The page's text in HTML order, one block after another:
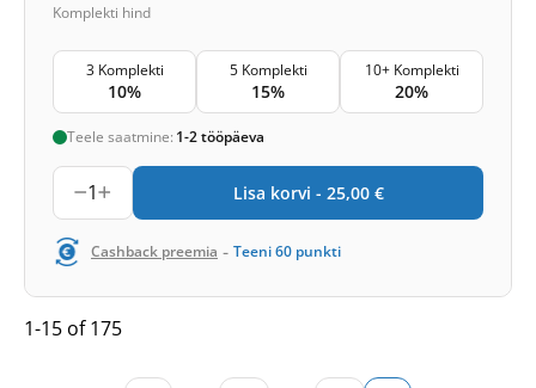
Komplekti hind
3 Komplekti
10%
5 Komplekti
15%
10+ Komplekti
20%
Teele saatmine: 1-2 tööpäeva
1 Lisa korvi - 25,00 €
Cashback preemia - Teeni60 punkti
1-15 of 175